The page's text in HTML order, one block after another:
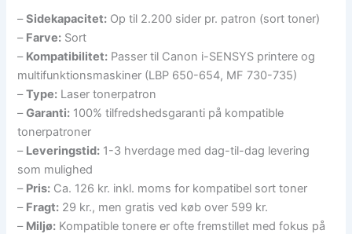
–Sidekapacitet: Op til 2.200 sider pr. patron (sort toner)
– Farve: Sort
– Kompatibilitet: Passer til Canon i-SENSYS printere og
multifunktionsmaskiner (LBP 650-654, MF 730-735)
–Type: Laser tonerpatron
–Garanti: 100% tilfredshedsgaranti på kompatible
tonerpatroner
– Leveringstid: 1-3 hverdage med dag-til-dag levering
som mulighed
– Pris: Ca. 126 kr. inkl. moms for kompatibel sort toner
– Fragt: 29 kr., men gratis ved køb over 599 kr.
– Miljø: Kompatible tonere er ofte fremstillet med fokus på